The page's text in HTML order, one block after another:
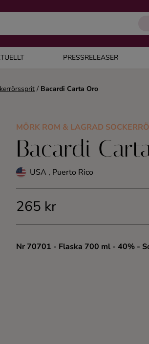
PRESSRELEASER
/ Bacardi Carta Oro
MÖRK ROM & LAGRAD
Bacardi
USA , Puerto Rico
265 kr
Nr 70701 - Flaska 700 ml - 40% -